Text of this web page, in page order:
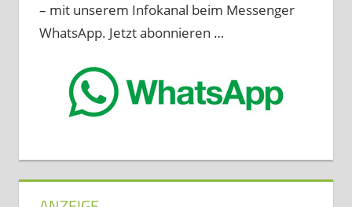
– mit unserem Infokanal beim Messenger
WhatsApp. Jetzt abonnieren …